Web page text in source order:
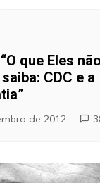
que Eles
CDC e a
de 2012